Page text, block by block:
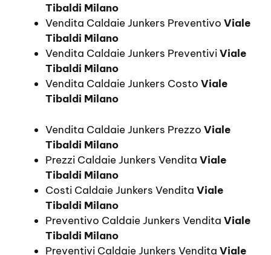
Tibaldi Milano
Vendita Caldaie Junkers Preventivo Viale
Tibaldi Milano
Vendita Caldaie Junkers PreventiviViale
Tibaldi Milano
Vendita Caldaie Junkers Costo Viale
Tibaldi Milano
Vendita Caldaie Junkers Prezzo Viale
Tibaldi Milano
Prezzi Caldaie Junkers Vendita Viale
Tibaldi Milano
Costi Caldaie Junkers Vendita Viale
Tibaldi Milano
Preventivo Caldaie Junkers Vendita Viale
Tibaldi Milano
Preventivi Caldaie Junkers Vendita Viale